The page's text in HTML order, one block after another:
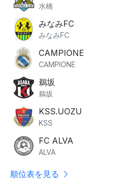
水橋
みなみFC
みなみFC
CAMPIONE
CAMPIONE
鵜坂
鵜坂
KSS.UOZU
KSS
FC ALVA
ALVA
順位表を見る